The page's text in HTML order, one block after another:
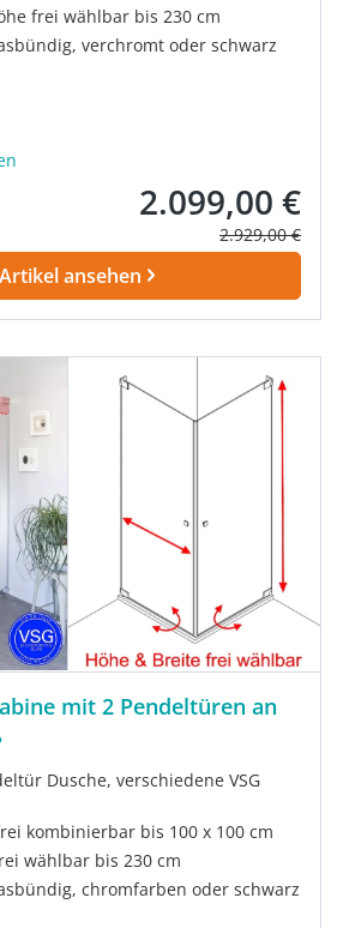
frei wählbar bis 230 cm
verchromt oder schwarz
Verkaufspreis:
2.099,00 €
Regulärer
2.929,00 €
Artikel ansehen
mit 2 Pendeltüren an
Dusche, verschiedene VSG
kombinierbar bis 100 x 100 cm
wählbar bis 230 cm
chromfarben oder schwarz